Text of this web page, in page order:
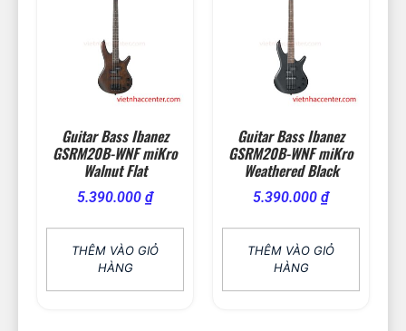
Guitar Bass Ibanez
GSRM20B-WNF miKro
Walnut Flat
5.390.000 ₫
THÊM VÀO GIỎ
HÀNG
Guitar Bass Ibanez
GSRM20B-WNF miKro
Weathered Black
5.390.000 ₫
THÊM VÀO GIỎ
HÀNG